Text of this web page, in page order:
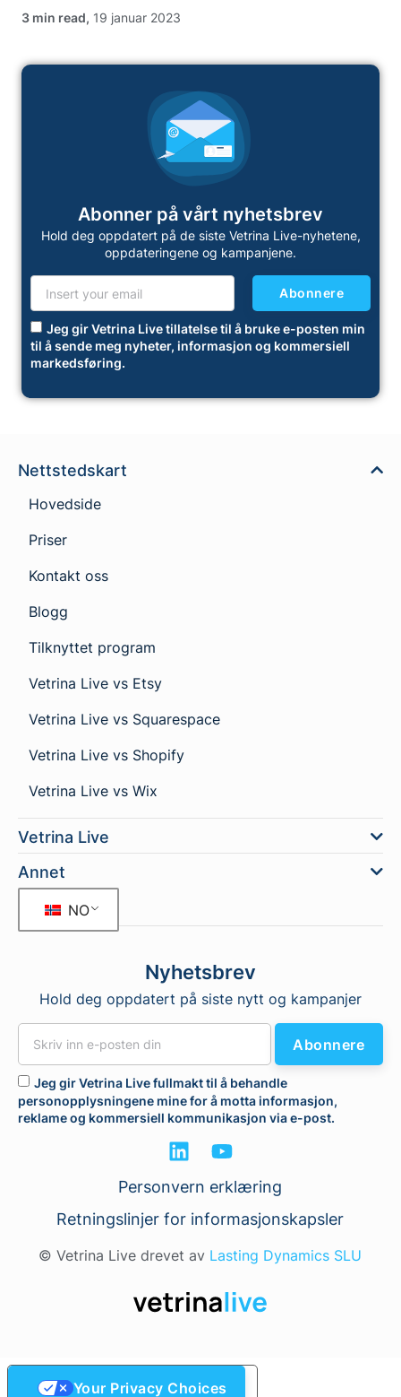
, 19 januar 2023
Abonner på vårt nyhetsbrev
Hold deg oppdatert på de siste Vetrina Live-nyhetene,
oppdateringene og kampanjene.
Jeg gir Vetrina Live tillatelse til å bruke e-posten min
til å sende meg nyheter, informasjon og kommersiell
markedsføring.
Abonnere
Nettstedskart
Hovedside
Priser
Kontakt oss
Blogg
Tilknyttet program
Vetrina Live vs Etsy
Vetrina Live vs Squarespace
Vetrina Live vs Shopify
Vetrina Live vs Wix
Vetrina Live
Annet
NO
Nyhetsbrev
Hold deg oppdatert på siste nytt og kampanjer
Jeg gir Vetrina Live fullmakt til å behandle
personopplysningene mine for å motta informasjon,
reklame og kommersiell kommunikasjon via e-post.
Abonnere
Personvern erklæring
Retningslinjer for informasjonskapsler
© Vetrina Live drevet av Lasting Dynamics SLU
Your Privacy Choices